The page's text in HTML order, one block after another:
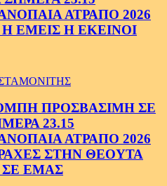
ΑΤΡΑΠΟ 2026
Η ΕΜΕΙΣ Η ΕΚΕΙΝΟΙ
ΠΡΟΣΒΑΣΙΜΗ ΣΕ
23.15
ΑΤΡΑΠΟ 2026
ΣΤΗΝ ΘΕΟΥΤΑ
ΣΕ ΕΜΑΣ